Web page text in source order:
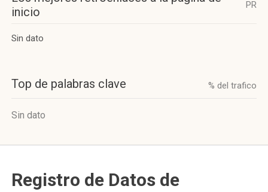
inicio
PR
Sin dato
Top de palabras clave % del trafico
Sin dato
Registro de Datos de